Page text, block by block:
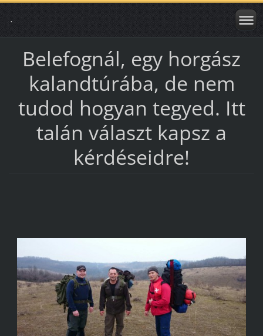
.
Belefognál, egy horgász
kalandtúrába, de nem
tudod hogyan tegyed. Itt
talán választ kapsz a
kérdéseidre!